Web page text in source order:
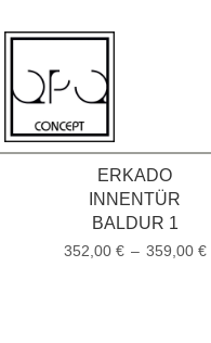
Startseite/Nicht kategorisiert
Filter
ERKADO
INNENTÜR
BALDUR 1
352,00 € – 359,00 €